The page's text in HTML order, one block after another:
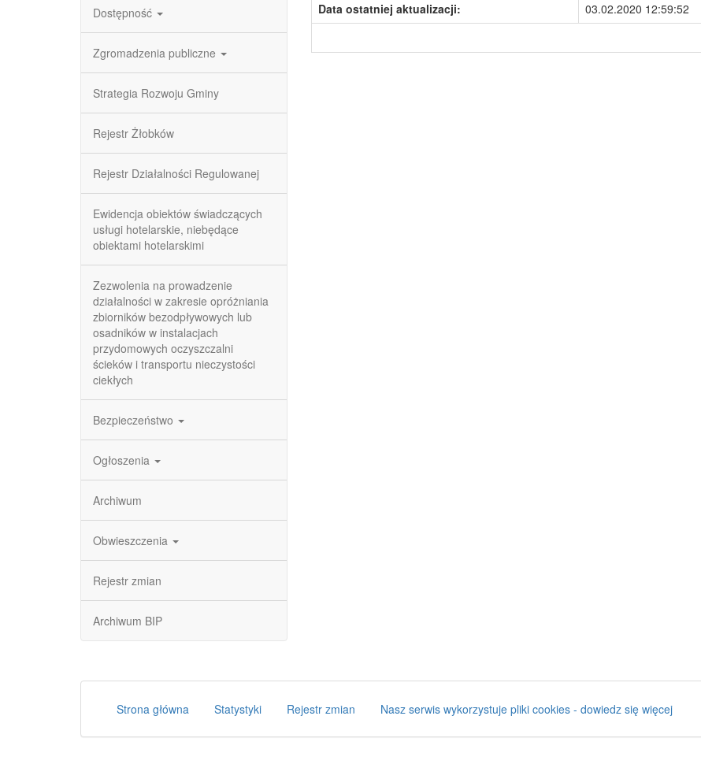
Dostępność
Zgromadzenia publiczne
Strategia Rozwoju Gminy
Rejestr Żłobków
Rejestr Działalności Regulowanej
Ewidencja obiektów świadczących
usługi hotelarskie, niebędące
obiektami hotelarskimi
Zezwolenia na prowadzenie
działalności w zakresie opróżniania
zbiorników bezodpływowych lub
osadników w instalacjach
przydomowych oczyszczalni
ścieków i transportu nieczystości
ciekłych
Bezpieczeństwo
Ogłoszenia
Archiwum
Obwieszczenia
Rejestr zmian
Archiwum BIP
Data ostatniej aktualizacji:
03.02.2020 12:59:52
Strona główna Statystyki Rejestr zmian Nasz serwis wykorzystuje pliki cookies - dowiedz się więcej